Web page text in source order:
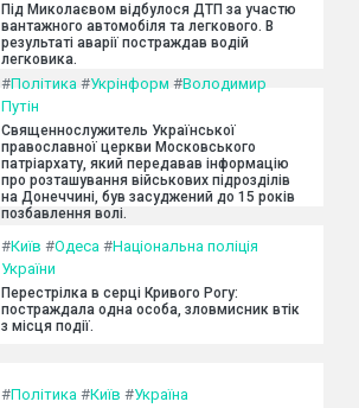
Під Миколаєвом відбулося ДТП за участю
вантажного автомобіля та легкового. В
результаті аварії постраждав водій
легковика.
#Політика #Укрінформ #Володимир
Путін
Священнослужитель Української
православної церкви Московського
патріархату, який передавав інформацію
про розташування військових підрозділів
на Донеччині, був засуджений до 15 років
позбавлення волі.
#Київ #Одеса #Національна поліція
України
Перестрілка в серці Кривого Рогу:
постраждала одна особа, зловмисник втік
з місця події.
#Політика #Київ #Україна